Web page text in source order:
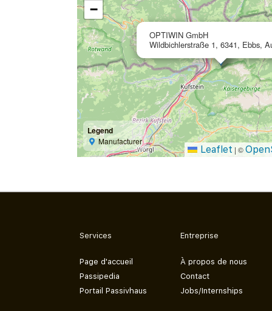
OPTIWIN GmbH
Wildbichlerstraße 1, 6341, Ebbs,
−
Legend
Manufacturer
Leaflet | ©
Services
Page d'accueil
Passipedia
Portail Passivhaus
Entreprise
À propos de nous
Contact
Jobs/Internships